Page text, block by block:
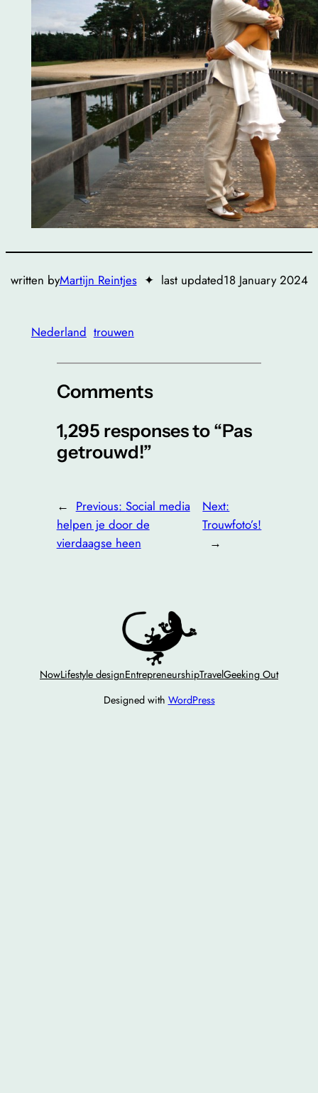
written byMartijn Reintjes ✦ last updated18 January 2024
Nederland trouwen
Comments
1,295 responses to “Pas
getrouwd!”
← Previous: Social media
helpen je door de
vierdaagse heen
Next:
Trouwfoto’s!
→
NowLifestyle designEntrepreneurshipTravelGeeking Out
Designed with WordPress